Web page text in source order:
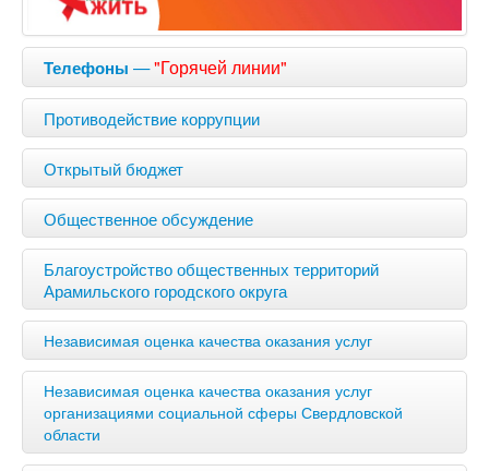
Телефоны —"Горячей линии"
Противодействие коррупции
Открытый бюджет
Общественное обсуждение
Благоустройство общественных территорий
Арамильского городского округа
Независимая оценка качества оказания услуг
Независимая оценка качества оказания услуг
организациями социальной сферы Свердловской
области